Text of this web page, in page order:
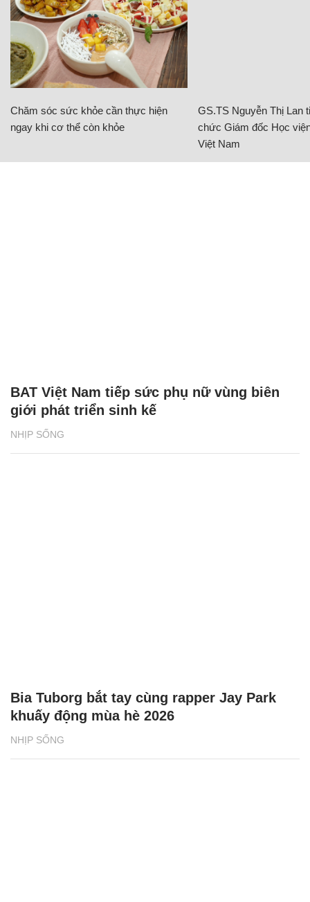
Chăm sóc sức khỏe cần thực hiện
ngay khi cơ thể còn khỏe
GS.TS Nguyễn Thị Lan
chức Giám đốc Học
Việt Nam
NHỊP SỐNG
BAT Việt Nam tiếp sức phụ nữ vùng biên
giới phát triển sinh kế
NHỊP SỐNG
Bia Tuborg bắt tay cùng rapper Jay Park
khuấy động mùa hè 2026